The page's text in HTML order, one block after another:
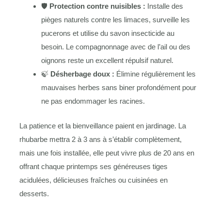
🛡️ Protection contre nuisibles : Installe des
pièges naturels contre les limaces, surveille les
pucerons et utilise du savon insecticide au
besoin. Le compagnonnage avec de l’ail ou des
oignons reste un excellent répulsif naturel.
🍃 Désherbage doux : Élimine régulièrement les
mauvaises herbes sans biner profondément pour
ne pas endommager les racines.
La patience et la bienveillance paient en jardinage. La
rhubarbe mettra 2 à 3 ans à s’établir complètement,
mais une fois installée, elle peut vivre plus de 20 ans en
offrant chaque printemps ses généreuses tiges
acidulées, délicieuses fraîches ou cuisinées en
desserts.